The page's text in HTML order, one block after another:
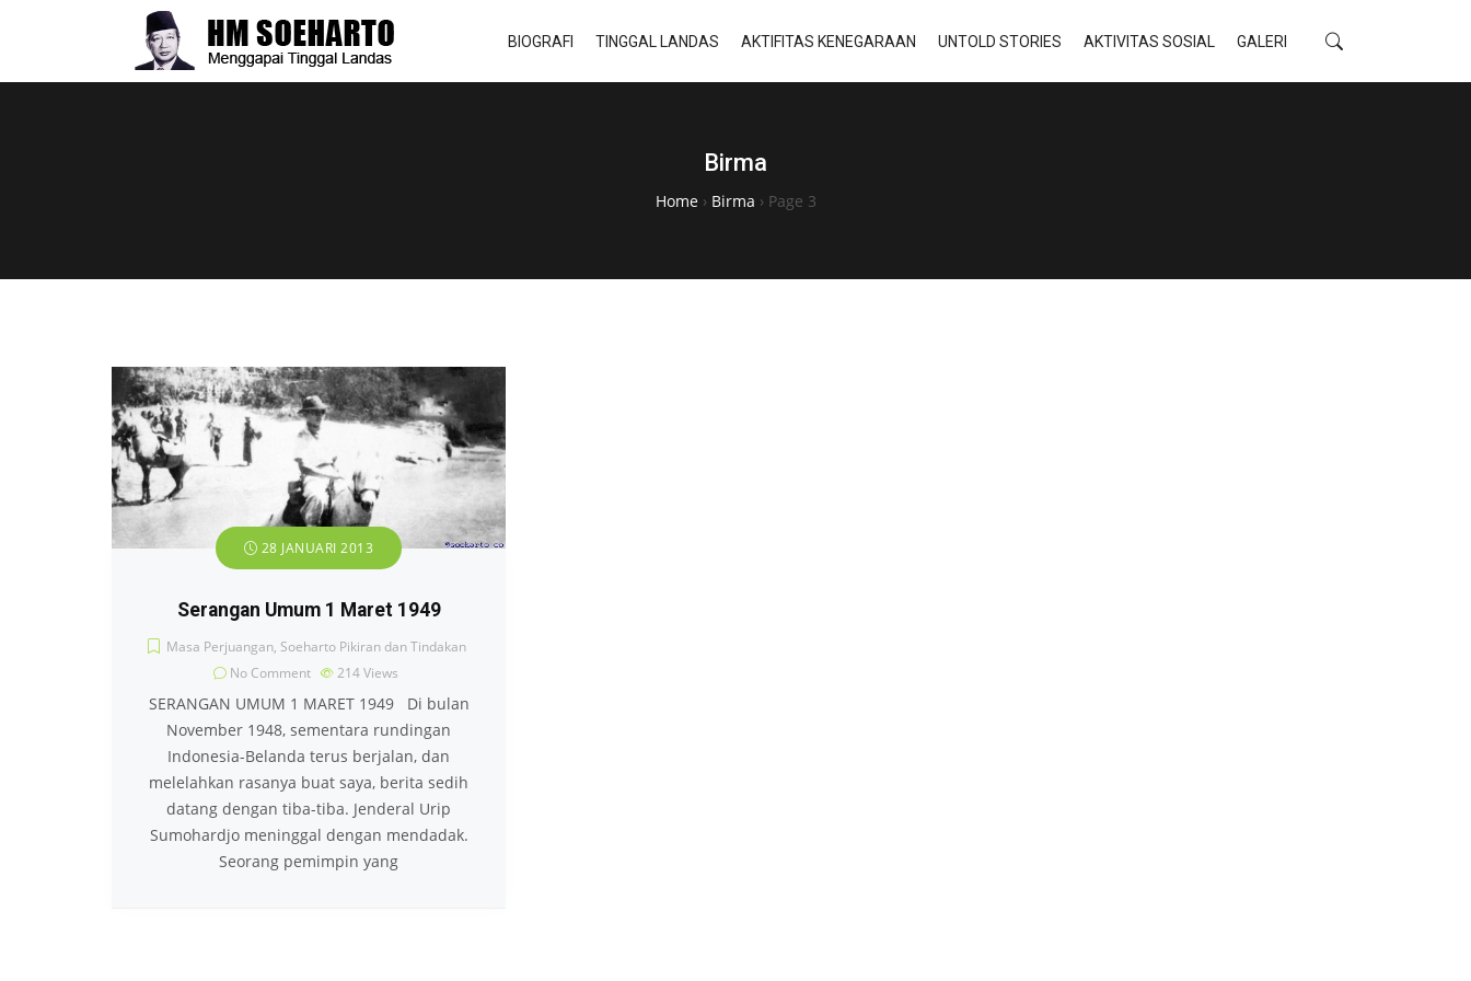
BIOGRAFI TINGGAL LANDAS AKTIFITAS KENEGARAAN UNTOLD STORIES AKTIVITAS SOSIAL GALERI
Birma
Home› Birma › Page 3
28 JANUARI 2013
Serangan Umum 1 Maret 1949
Masa Perjuangan, Soeharto Pikiran dan Tindakan
No Comment
214Views
SERANGAN UMUM 1 MARET 1949 Di bulan
November 1948, sementara rundingan
Indonesia-Belanda terus berjalan, dan
melelahkan rasanya buat saya, berita sedih
datang dengan tiba-tiba. Jenderal Urip
Sumohardjo meninggal dengan mendadak.
Seorang pemimpin yang